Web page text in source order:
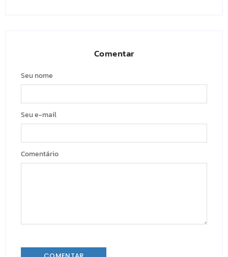
Comentar
Seu nome
Seu e-mail
Comentário